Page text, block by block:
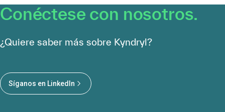
Conéctese con nosotros.
¿Quiere saber más sobre Kyndryl?
Síganos en LinkedIn